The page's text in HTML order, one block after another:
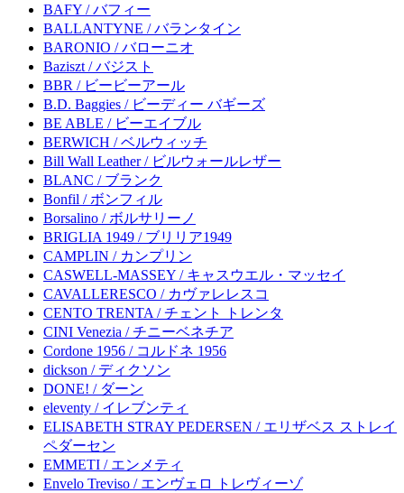
BAFY / バフィー
BALLANTYNE / バランタイン
BARONIO / バローニオ
Baziszt / バジスト
BBR / ビービーアール
B.D. Baggies / ビーディー バギーズ
BE ABLE / ビーエイブル
BERWICH / ベルウィッチ
Bill Wall Leather / ビルウォールレザー
BLANC / ブランク
Bonfil / ボンフィル
Borsalino / ボルサリーノ
BRIGLIA 1949 / ブリリア1949
CAMPLIN / カンプリン
CASWELL-MASSEY / キャスウエル・マッセイ
CAVALLERESCO / カヴァレレスコ
CENTO TRENTA / チェント トレンタ
CINI Venezia / チニーベネチア
Cordone 1956 / コルドネ 1956
dickson / ディクソン
DONE! / ダーン
eleventy / イレブンティ
ELISABETH STRAY PEDERSEN / エリザベス ストレイ
ペダーセン
EMMETI / エンメティ
Envelo Treviso / エンヴェロ トレヴィーゾ